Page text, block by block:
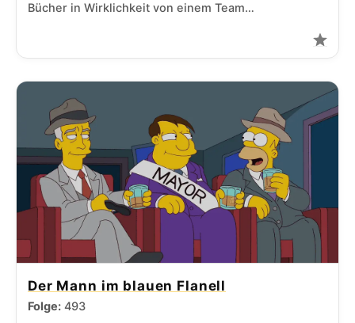
Bücher in Wirklichkeit von einem Team…
Der Mann im blauen Flanell
Folge: 493